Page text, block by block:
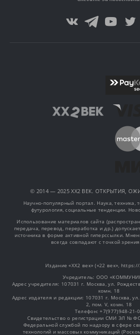
© 2014 — 2025 XX2 ВЕК. ОТКРЫТИЯ,
Научно-популярный портал. Наука, техника,
футурология, социальные тенденции.
Использование материалов сайта
передача, перевод, переработка и др.)
источника в форме активной гиперссылки.
всегда совпадают с точкой
Издание «XX2 век» («22 век»,
Учредитель: OOO
Адрес учредителя: 107031 г. Москва, ул.
комн. 18
Адрес издателя и редакции: 107031 г. Москва,
2, пом. V, комн. 18
Телефон: +7(977)948-21-
Свидетельство о регистрации СМИ ЭЛ №
Федеральной службой по надзору в сфере
технологий и массовых коммуникаций